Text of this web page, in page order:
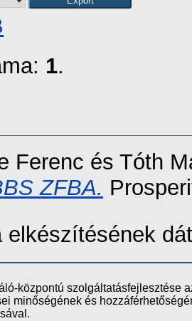
1.
Ferenc és Tóth
ZFBA.
elkészítésének
központú szolgáltatásfejlesztése
minőségének és